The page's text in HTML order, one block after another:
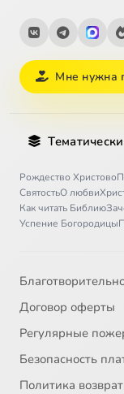
Мне нужна
Рождество Христово
СвятостьО любви
Как читать Библию
Успение Богородицы
Договор оферты
Регулярные
Безопасность
Политика